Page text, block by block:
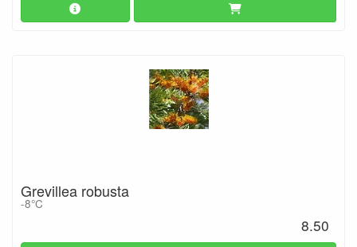
Grevillea robusta
-8°C
8.50